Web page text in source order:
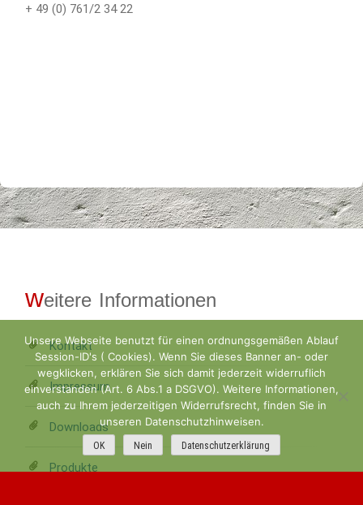
+ 49 (0) 761/2 34 22
weitere Informationen
Kontakt
Impressum
Downloads
Produkte
Unsere Webseite benutzt für einen ordnungsgemäßen Ablauf
Session-ID's ( Cookies). Wenn Sie dieses Banner an- oder
wegklicken, erklären Sie sich damit jederzeit widerruflich
einverstanden (Art. 6 Abs.1 a DSGVO). Weitere Informationen,
auch zu Ihrem jederzeitigen Widerrufsrecht, finden Sie in
unseren Datenschutzhinweisen.
OK Nein Datenschutzerklärung